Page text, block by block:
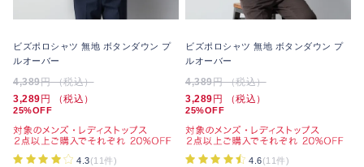
ビズポロシャツ 無地 ボタンダウン プ
ルオーバー
4,389円 （税込）
3,289円 （税込）
25%OFF
4.3(11件)
ビズポロシャツ 無地 ボタンダウン プ
ルオーバー
4,389円 （税込）
3,289円 （税込）
25%OFF
4.6(11件)